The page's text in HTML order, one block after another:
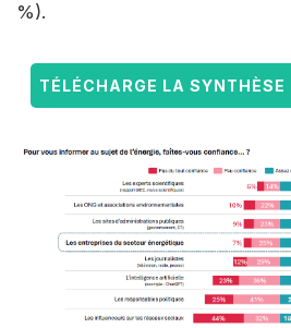
%).
TÉLÉCHARGE LA SYNTHÈSE